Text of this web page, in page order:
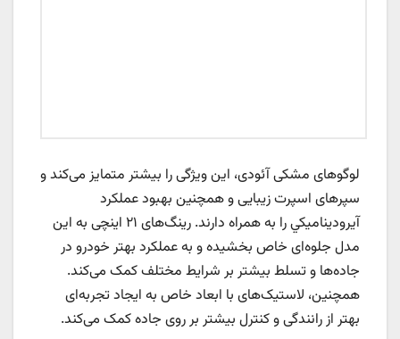
لوگوهای مشکی آئودی، این ویژگی را بیشتر متمایز می‌کند و
سپرهای اسپرت زیبایی و همچنین بهبود عملکرد
آيروديناميكي را به همراه دارند. رینگ‌های ۲۱ اینچی به این
مدل جلوه‌ای خاص بخشیده و به عملکرد بهتر خودرو در
جاده‌ها و تسلط بیشتر بر شرایط مختلف کمک می‌کند.
همچنین، لاستیک‌های با ابعاد خاص به ایجاد تجربه‌ای
بهتر از رانندگی و کنترل بیشتر بر روی جاده کمک می‌کند.